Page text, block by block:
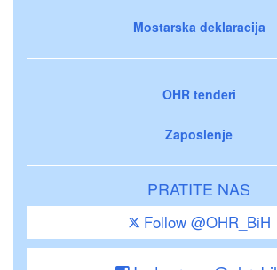
Mostarska deklaracija
OHR tenderi
Zaposlenje
PRATITE NAS
Follow @OHR_BiH